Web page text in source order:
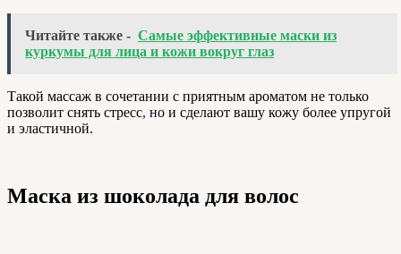
Читайте также - Самые эффективные маски из
куркумы для лица и кожи вокруг глаз
Такой массаж в сочетании с приятным ароматом не только
позволит снять стресс, но и сделают вашу кожу более упругой
и эластичной.
Маска из шоколада для волос